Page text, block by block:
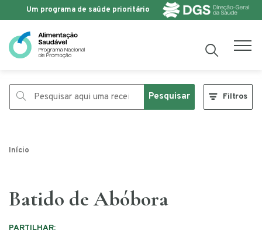
Saltar para o conteúdo
Um programa de saúde prioritário
Pesquisar Filtros
Início
Batido de Abóbora
PARTILHAR: